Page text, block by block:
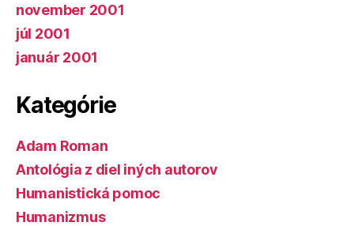
november 2001
júl 2001
január 2001
Kategórie
Adam Roman
Antológia z diel iných autorov
Humanistická pomoc
Humanizmus